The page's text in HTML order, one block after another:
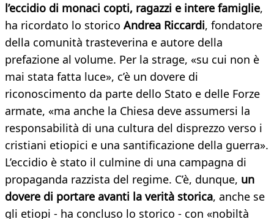
l’eccidio di monaci copti, ragazzi e intere famiglie,
ha ricordato lo storico Andrea Riccardi, fondatore
della comunità trasteverina e autore della
prefazione al volume. Per la strage, «su cui non è
mai stata fatta luce», c’è un dovere di
riconoscimento da parte dello Stato e delle Forze
armate, «ma anche la Chiesa deve assumersi la
responsabilità di una cultura del disprezzo verso i
cristiani etiopici e una santificazione della guerra».
L’eccidio è stato il culmine di una campagna di
propaganda razzista del regime. C’è, dunque, un
dovere di portare avanti la verità storica, anche se
gli etiopi - ha concluso lo storico - con «nobiltà